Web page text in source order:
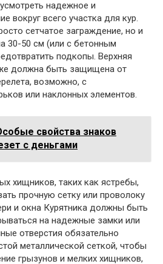
надежное и
вокруг всего участка для кур.
сетчатое заграждение, но и
30-50 см (или с бетонным
подкопы. Верхняя
должна быть защищена от
возможно, с
или наклонных элементов.
свойства знаков
с деньгами
хищников, таких как ястребы,
прочную сетку или проволоку
и окна Курятника должны быть
на надежные замки или
отверстия обязательно
металлической сеткой, чтобы
грызунов и мелких хищников,